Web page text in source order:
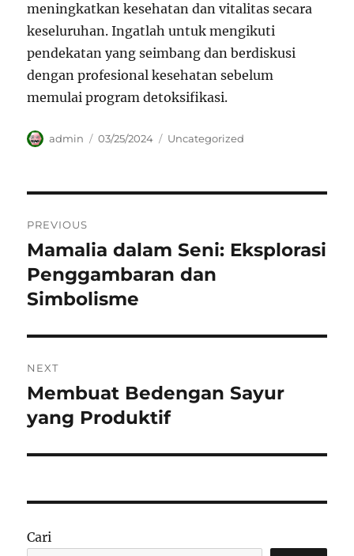
meningkatkan kesehatan dan vitalitas secara
keseluruhan. Ingatlah untuk mengikuti
pendekatan yang seimbang dan berdiskusi
dengan profesional kesehatan sebelum
memulai program detoksifikasi.
Author
admin
Posted
03/25/2024 Categories
Uncategorized
pos
PREVIOUS
Previous
post:
Mamalia dalam Seni: Eksplorasi
Penggambaran dan
Simbolisme
NEXT
Next
post:
Membuat Bedengan Sayur
yang Produktif
Cari